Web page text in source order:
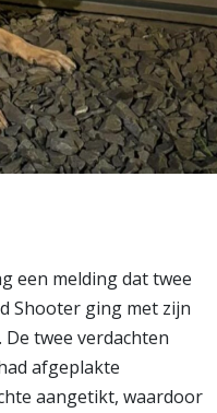
een melding dat twee
Shooter ging met zijn
De twee verdachten
afgeplakte
aangetikt, waardoor